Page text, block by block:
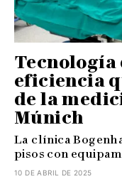
Tecnología
eficiencia
de la
Múnich
La clínica
pisos con
10 DE ABRIL DE 2025